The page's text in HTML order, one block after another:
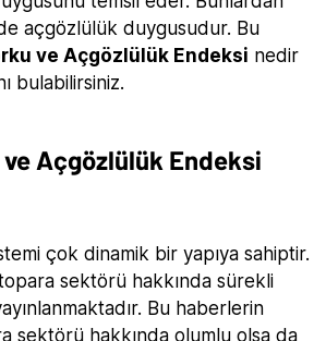
açgözlülük duygusudur. Bu
ve Açgözlülük Endeksi nedir
bulabilirsiniz.
Açgözlülük Endeksi
çok dinamik bir yapıya sahiptir.
sektörü hakkında sürekli
Bu haberlerin
sektörü hakkında olumlu olsa da